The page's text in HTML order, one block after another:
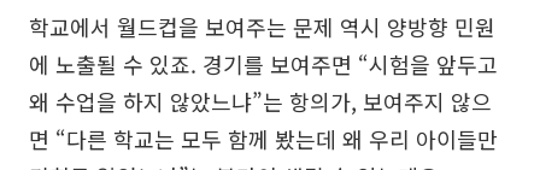
학교에서 월드컵을 보여주는 문제 역시 양방향 민원
에 노출될 수 있죠. 경기를 보여주면 “시험을 앞두고
왜 수업을 하지 않았느냐”는 항의가, 보여주지 않으
면 “다른 학교는 모두 함께 봤는데 왜 우리 아이들만